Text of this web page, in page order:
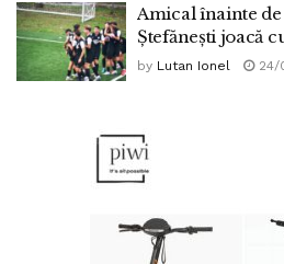
Amical înainte
Ștefănești joacă
by Lutan Ionel 24/